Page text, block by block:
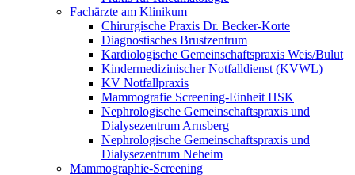
Fachärzte am Klinikum
Chirurgische Praxis Dr. Becker-Korte
Diagnostisches Brustzentrum
Kardiologische Gemeinschaftspraxis Weis/Bulut
Kindermedizinischer Notfalldienst (KVWL)
KV Notfallpraxis
Mammografie Screening-Einheit HSK
Nephrologische Gemeinschaftspraxis und
Dialysezentrum Arnsberg
Nephrologische Gemeinschaftspraxis und
Dialysezentrum Neheim
Mammographie-Screening